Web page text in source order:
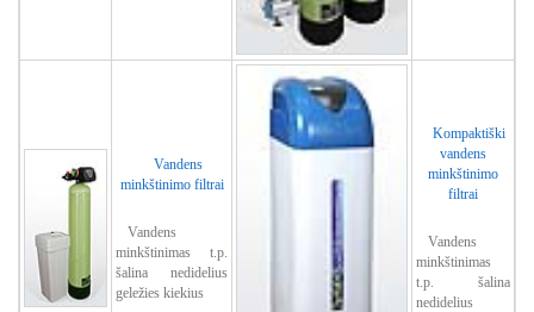
Vandens
minkštinimo filtrai
Vandens
minkštinimas t.p.
šalina nedidelius
geležies kiekius
Kompaktiški
vandens
minkštinimo
filtrai
Vandens
minkštinimas
t.p. šalina
nedidelius